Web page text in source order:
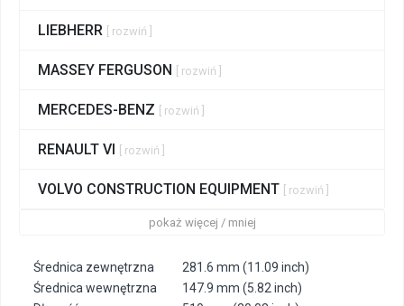
LIEBHERR [ rozwiń ]
MASSEY FERGUSON [ rozwiń ]
MERCEDES-BENZ [ rozwiń ]
RENAULT VI [ rozwiń ]
VOLVO CONSTRUCTION EQUIPMENT [ rozwiń ]
pokaż więcej / mniej
Średnica zewnętrzna
281.6 mm (11.09 inch)
Średnica wewnętrzna
147.9 mm (5.82 inch)